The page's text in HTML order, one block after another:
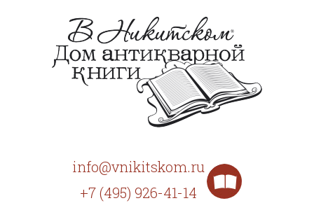
info@vnikitskom.ru
+7 (495) 926-41-14